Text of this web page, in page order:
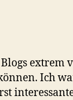
Interessanteextrem
Ich